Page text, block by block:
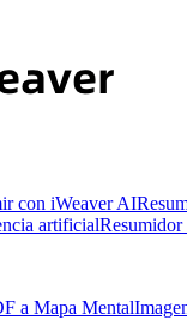
con iWeaver AI
artificial
a Mapa Mental